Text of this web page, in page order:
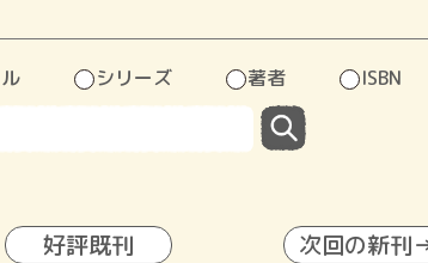
シリーズ 著者 ISBN
好評既刊 次回の新刊